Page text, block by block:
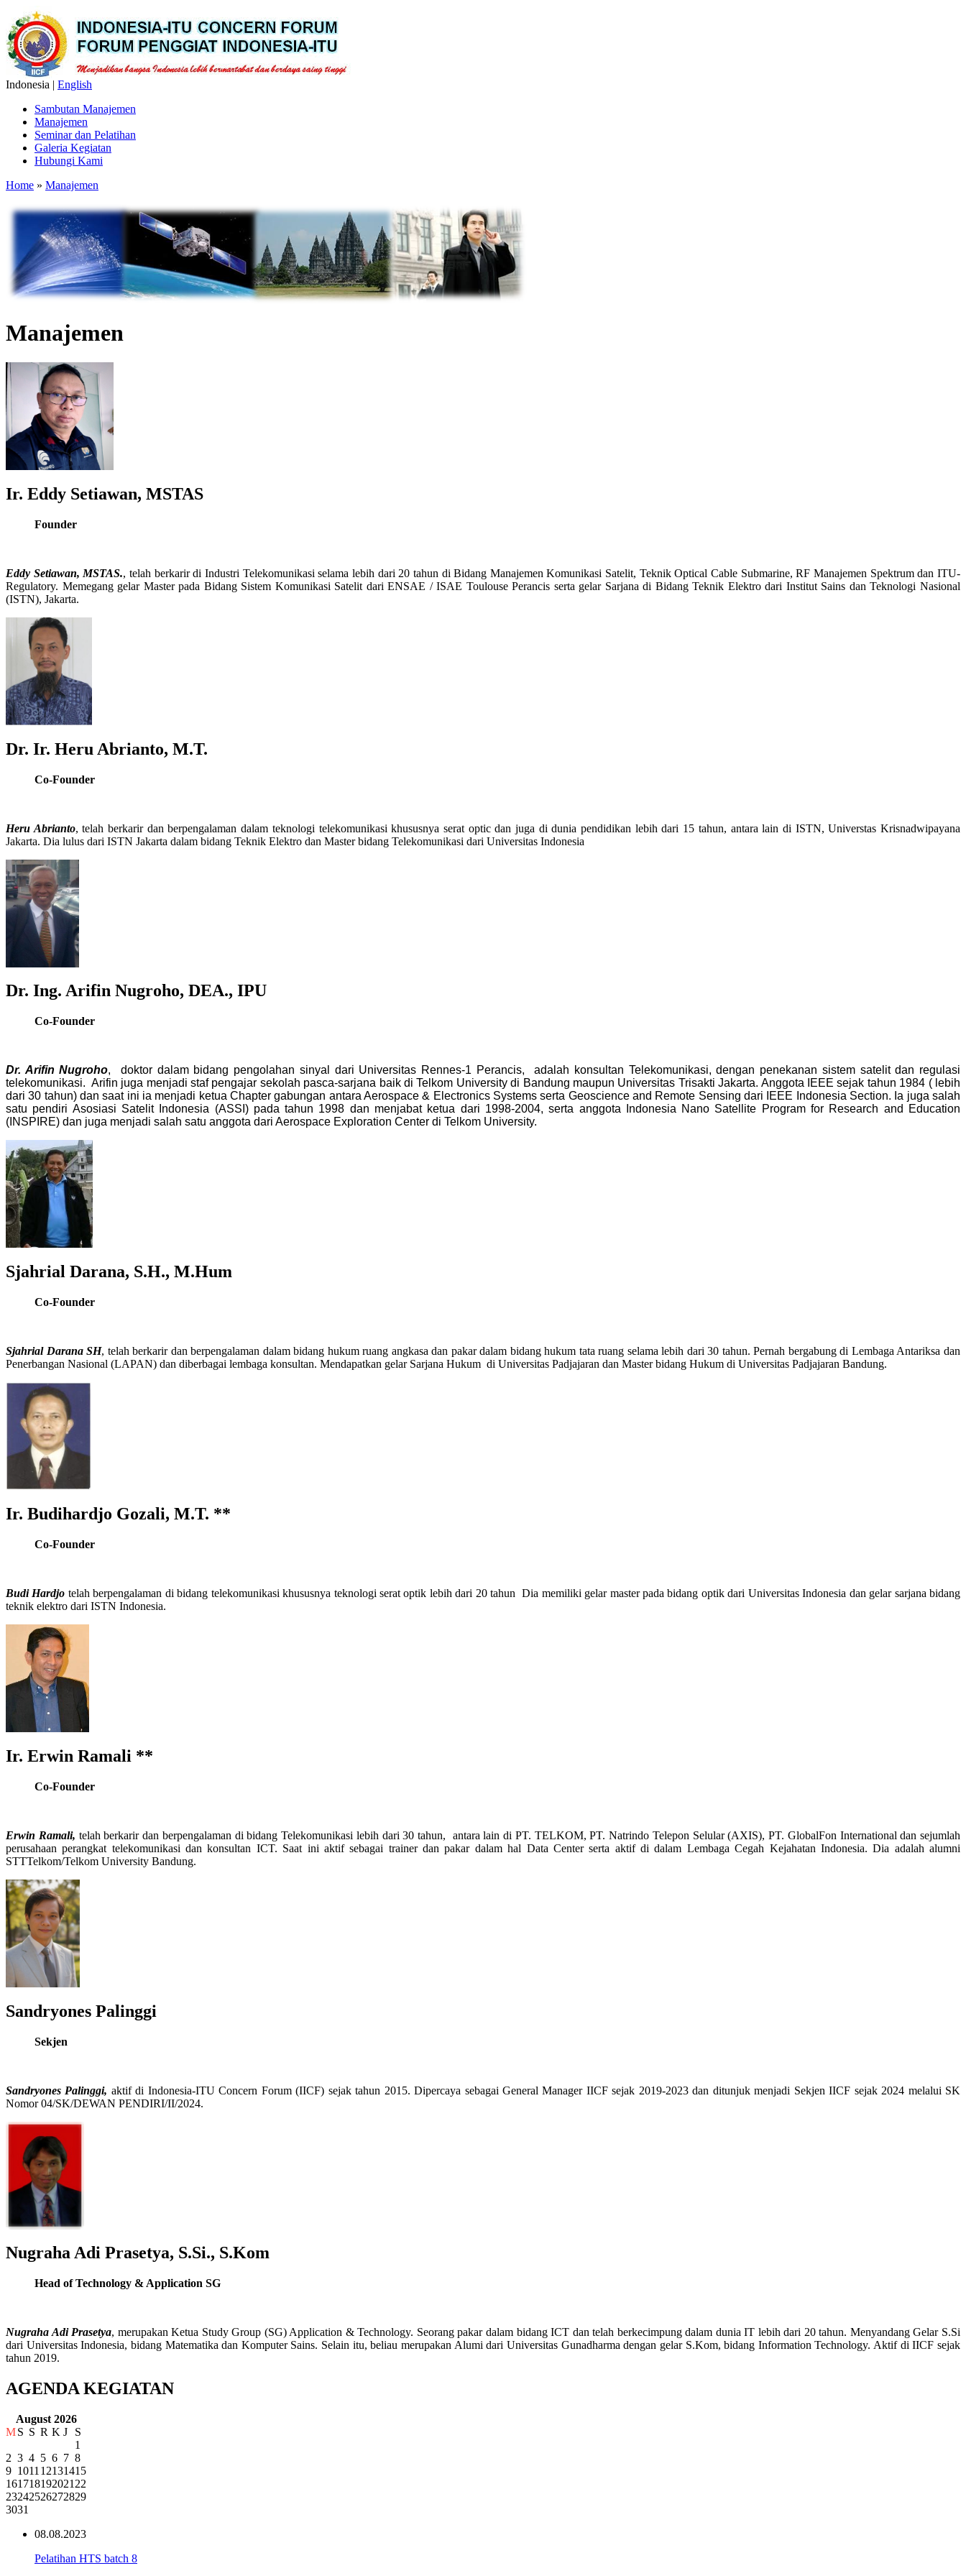
Indonesia | English
Sambutan Manajemen
Manajemen
Seminar dan Pelatihan
Galeria Kegiatan
Hubungi Kami
Home » Manajemen
Manajemen
Ir. Eddy Setiawan, MSTAS
Founder
Eddy Setiawan, MSTAS., telah berkarir di Industri Telekomunikasi selama lebih dari 20 tahun di Bidang Manajemen Komunikasi Satelit, Teknik Optical Cable Submarine, RF Manajemen Spektrum dan ITU-
Regulatory. Memegang gelar Master pada Bidang Sistem Komunikasi Satelit dari ENSAE / ISAE Toulouse Perancis serta gelar Sarjana di Bidang Teknik Elektro dari Institut Sains dan Teknologi Nasional
(ISTN), Jakarta.
Dr. Ir. Heru Abrianto, M.T.
Co-Founder
Heru Abrianto, telah berkarir dan berpengalaman dalam teknologi telekomunikasi khususnya serat optic dan juga di dunia pendidikan lebih dari 15 tahun, antara lain di ISTN, Universtas Krisnadwipayana
Jakarta. Dia lulus dari ISTN Jakarta dalam bidang Teknik Elektro dan Master bidang Telekomunikasi dari Universitas Indonesia
Dr. Ing. Arifin Nugroho, DEA., IPU
Co-Founder
Dr. Arifin Nugroho, doktor dalam bidang pengolahan sinyal dari Universitas Rennes-1 Perancis, adalah konsultan Telekomunikasi, dengan penekanan sistem satelit dan regulasi
telekomunikasi. Arifin juga menjadi staf pengajar sekolah pasca-sarjana baik di Telkom University di Bandung maupun Universitas Trisakti Jakarta. Anggota IEEE sejak tahun 1984 ( lebih
dari 30 tahun) dan saat ini ia menjadi ketua Chapter gabungan antara Aerospace & Electronics Systems serta Geoscience and Remote Sensing dari IEEE Indonesia Section. Ia juga salah
satu pendiri Asosiasi Satelit Indonesia (ASSI) pada tahun 1998 dan menjabat ketua dari 1998-2004, serta anggota Indonesia Nano Satellite Program for Research and Education
(INSPIRE) dan juga menjadi salah satu anggota dari Aerospace Exploration Center di Telkom University.
Sjahrial Darana, S.H., M.Hum
Co-Founder
Sjahrial Darana SH, telah berkarir dan berpengalaman dalam bidang hukum ruang angkasa dan pakar dalam bidang hukum tata ruang selama lebih dari 30 tahun. Pernah bergabung di Lembaga Antariksa dan
Penerbangan Nasional (LAPAN) dan diberbagai lembaga konsultan. Mendapatkan gelar Sarjana Hukum di Universitas Padjajaran dan Master bidang Hukum di Universitas Padjajaran Bandung.
Ir. Budihardjo Gozali, M.T. **
Co-Founder
Budi Hardjo telah berpengalaman di bidang telekomunikasi khususnya teknologi serat optik lebih dari 20 tahun Dia memiliki gelar master pada bidang optik dari Universitas Indonesia dan gelar sarjana bidang
teknik elektro dari ISTN Indonesia.
Ir. Erwin Ramali **
Co-Founder
Erwin Ramali, telah berkarir dan berpengalaman di bidang Telekomunikasi lebih dari 30 tahun, antara lain di PT. TELKOM, PT. Natrindo Telepon Selular (AXIS), PT. GlobalFon International dan sejumlah
perusahaan perangkat telekomunikasi dan konsultan ICT. Saat ini aktif sebagai trainer dan pakar dalam hal Data Center serta aktif di dalam Lembaga Cegah Kejahatan Indonesia. Dia adalah alumni
STTTelkom/Telkom University Bandung.
Sandryones Palinggi
Sekjen
Sandryones Palinggi, aktif di Indonesia-ITU Concern Forum (IICF) sejak tahun 2015. Dipercaya sebagai General Manager IICF sejak 2019-2023 dan ditunjuk menjadi Sekjen IICF sejak 2024 melalui SK
Nomor04/SK/DEWAN PENDIRI/II/2024.
Nugraha Adi Prasetya, S.Si., S.Kom
Head of Technology & Application SG
Nugraha Adi Prasetya, merupakan Ketua Study Group (SG) Application & Technology. Seorang pakar dalam bidang ICT dan telah berkecimpung dalam dunia IT lebih dari 20 tahun. Menyandang Gelar S.Si
dari Universitas Indonesia, bidang Matematika dan Komputer Sains. Selain itu, beliau merupakan Alumi dari Universitas Gunadharma dengan gelar S.Kom, bidang Information Technology. Aktif di IICF sejak
tahun 2019.
AGENDA KEGIATAN
August 2026
MS S R K J
S
1
2 3 4 5 6 7 8
9 1011 12131415
161718192021 22
23242526272829
3031
08.08.2023
Pelatihan HTS batch 8